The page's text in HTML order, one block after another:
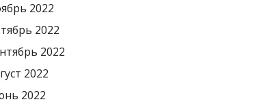
2022
2022
2022
2022
2022